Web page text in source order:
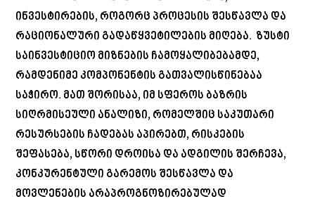
ინვესტირების, როგორც პროცესის შესწავლა და
რაციონალური გადაწყვეტილების მიღება. ზუსტი
საინვესტიციო მიზნების ჩამოყალიბებამდე,
რამდენიმე კომპონენტის გათვალისწინებაა
საჭირო. მათ შორისაა, იმ სფეროს ბაზრის
სიღრმისეული ანალიზი, რომელშიც საკუთარი
რესურსების ჩადებას აპირებთ, რისკების
შეფასება, სწორი დროისა და ადგილის შერჩევა,
კონკურენტული გარემოს შესწავლა და
მოვლენების არაპროგნოზირებულად